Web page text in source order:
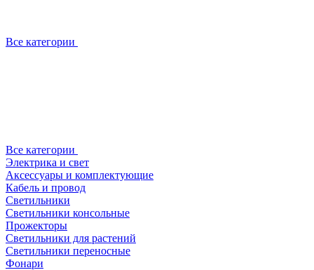
Все категории
Все категории
Электрика и свет
Аксессуары и комплектующие
Кабель и провод
Светильники
Светильники консольные
Прожекторы
Светильники для растений
Светильники переносные
Фонари